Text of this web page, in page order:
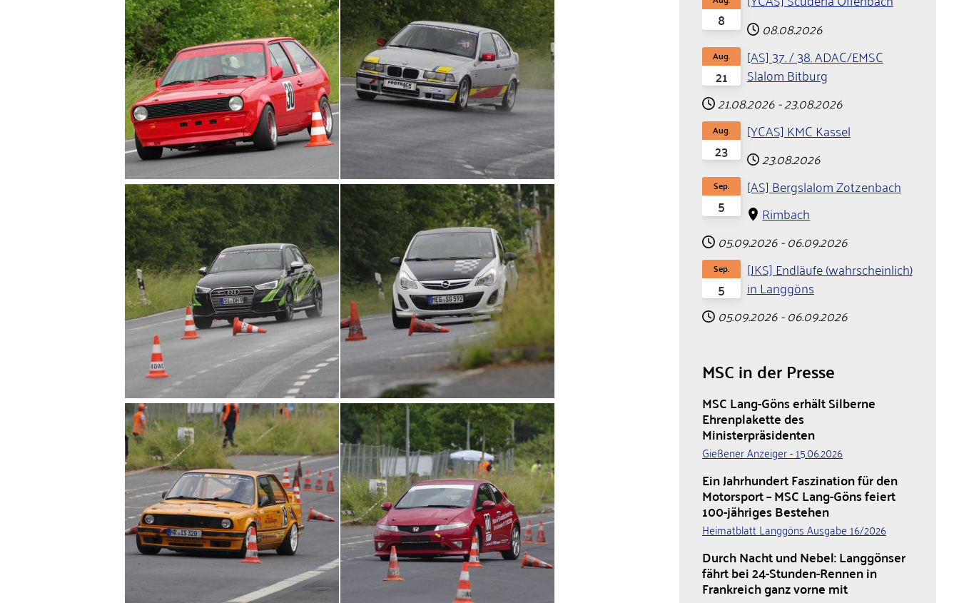
8
08.08.2026
21
Aug.
[AS] 37. / 38. ADAC/EMSC
Slalom Bitburg
21.08.2026-23.08.2026
23
Aug.
[YCAS] KMC Kassel
23.08.2026
5
Sep.
[AS] Bergslalom Zotzenbach
Rimbach
05.09.2026- 06.09.2026
5
Sep.
[JKS] Endläufe (wahrscheinlich)
in Langgöns
05.09.2026- 06.09.2026
MSC in der Presse
MSC Lang-Göns erhält Silberne
Ehrenplakette des
Ministerpräsidenten
Gießener Anzeiger - 15.06.2026
Ein Jahrhundert Faszination für den
Motorsport – MSC Lang-Göns feiert
100-jähriges Bestehen
Heimatblatt Langgöns Ausgabe 16/2026
Durch Nacht und Nebel: Langgönser
fährt bei 24-Stunden-Rennen in
Frankreich ganz vorne mit